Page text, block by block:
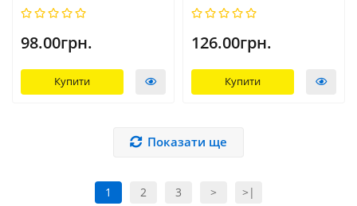
98.00грн.
Купити
126.00грн.
Купити
Показати ще
1 2 3 > >|